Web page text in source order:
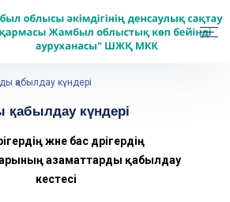
қабылдау күндері
қабылдау күндері
және бас дәрігердің
азаматтарды қабылдау
кестесі